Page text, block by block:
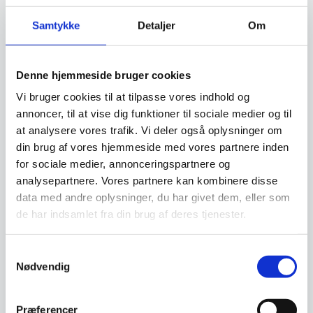
Samtykke Detaljer Om
Denne hjemmeside bruger cookies
Vi bruger cookies til at tilpasse vores indhold og
annoncer, til at vise dig funktioner til sociale medier og til
at analysere vores trafik. Vi deler også oplysninger om
din brug af vores hjemmeside med vores partnere inden
for sociale medier, annonceringspartnere og
analysepartnere. Vores partnere kan kombinere disse
data med andre oplysninger, du har givet dem, eller som
de har indsamlet fra din brug af deres tjenester.
Nødvendig
Præferencer
Vi prismatcher - Klik her
Relaterede varer
SPAR 24%
Adlon3 Knivmagnet af
Denne knivmagnet fra Adlon3 er